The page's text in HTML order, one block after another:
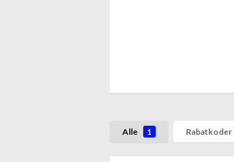
Alle 1 Rabatkoder